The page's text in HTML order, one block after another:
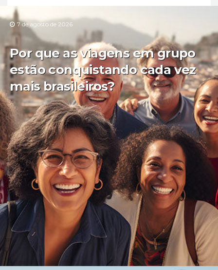
7 de agosto de 2026
Por que as viagens em grupo
estão conquistando cada vez
mais brasileiros?